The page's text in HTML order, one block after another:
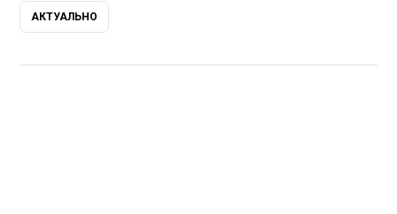
АКТУАЛЬНО